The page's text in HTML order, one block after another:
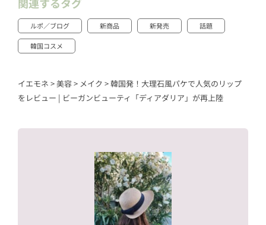
関連するタグ
ルポ／ブログ 新商品 新発売 話題
韓国コスメ
イエモネ >美容> メイク >韓国発！大理石風パケで人気のリップ
をレビュー | ビーガンビューティ「ディアダリア」が再上陸